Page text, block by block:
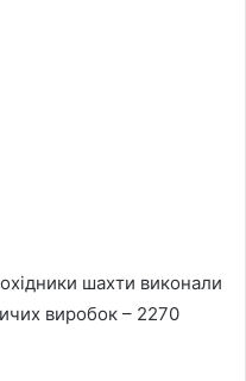
шахти виконали
виробок – 2270